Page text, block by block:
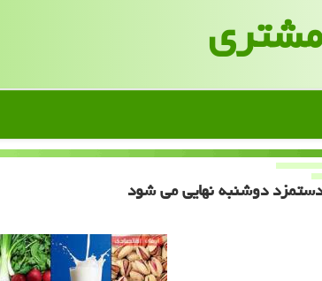
مشتری
دوشنبه نهایی می شود